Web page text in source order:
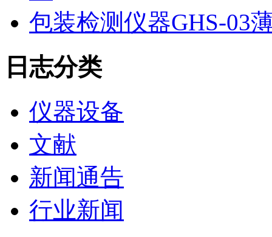
包装检测仪器GHS-03
日志分类
仪器设备
文献
新闻通告
行业新闻